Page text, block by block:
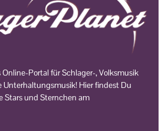
Portal für Schlager-, Volksmusik
Hier findest Du
Stars und Sternchen am